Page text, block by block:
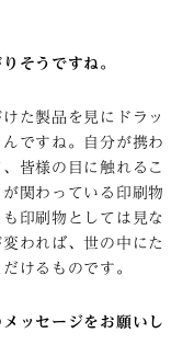
そうですね。
た製品を見にドラッ
ですね。自分が携わ
皆様の目に触れるこ
関わっている印刷物
印刷物としては見な
われば、世の中にた
けるものです。
ッセージをお願いし